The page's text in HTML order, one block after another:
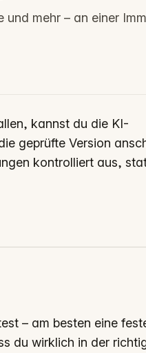
mehr – an einer
kannst du die KI-
geprüfte Version
kontrolliert aus,
– am besten eine
du wirklich in der